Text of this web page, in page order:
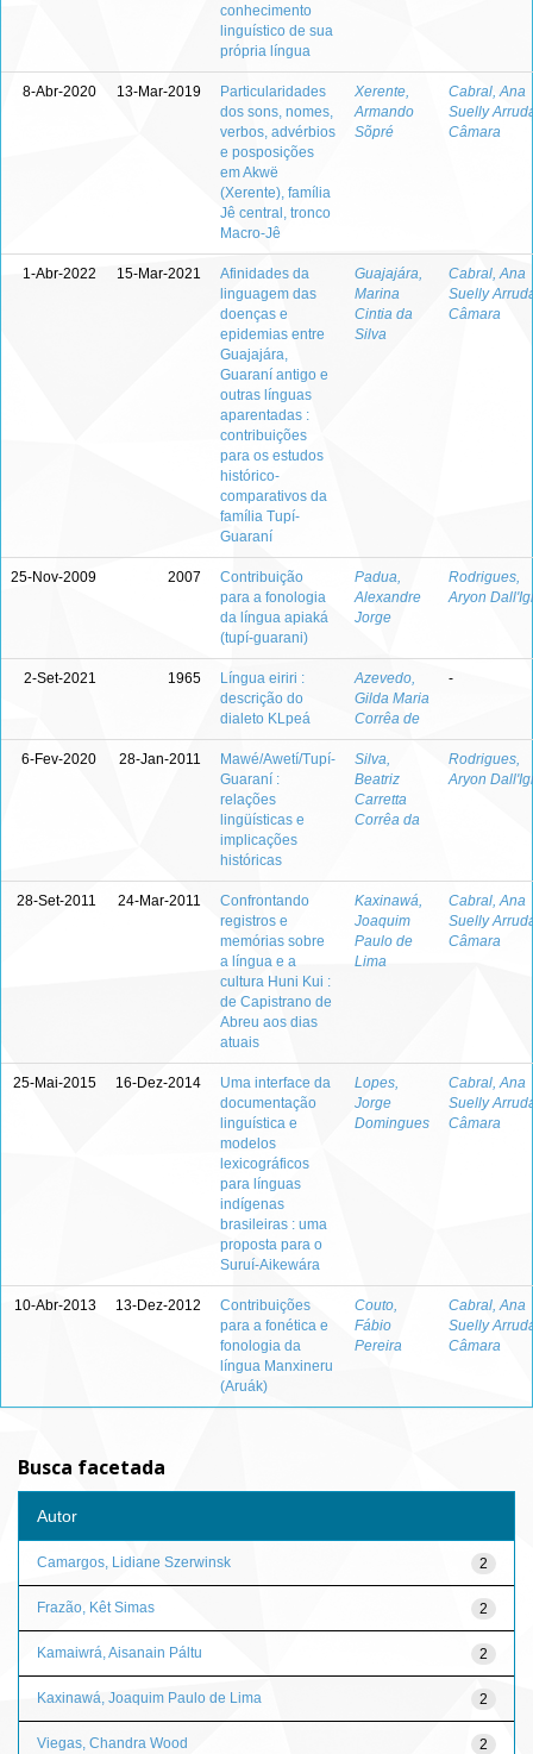
conhecimento
linguístico de sua
própria língua
8-Abr-2020 13-Mar-2019
Particularidades
dos sons, nomes,
verbos, advérbios
e posposições
em Akwë
(Xerente), família
Jê central, tronco
Macro-Jê
Xerente,
Armando
Sõpré
Cabral, Ana
Suelly
Câmara
1-Abr-2022 15-Mar-2021
Afinidades da
linguagem das
doenças e
epidemias entre
Guajajára,
Guaraní antigo e
outras línguas
aparentadas :
contribuições
para os estudos
histórico-
comparativos da
família Tupí-
Guaraní
Guajajára,
Marina
Cintia da
Silva
Cabral, Ana
Suelly
Câmara
25-Nov-2009 2007
Contribuição
para a fonologia
da língua apiaká
(tupí-guarani)
Padua,
Alexandre
Jorge
Rodrigues,
Aryon
2-Set-2021 1965
Língua eiriri :
descrição do
dialeto KLpeá
Azevedo,
Gilda Maria
Corrêa de
-
6-Fev-2020 28-Jan-2011
Mawé/Awetí/Tupí-
Guaraní :
relações
lingüísticas e
implicações
históricas
Silva,
Beatriz
Carretta
Corrêa da
Rodrigues,
Aryon
28-Set-2011 24-Mar-2011
Confrontando
registros e
memórias sobre
a língua e a
cultura Huni Kui :
de Capistrano de
Abreu aos dias
atuais
Kaxinawá,
Joaquim
Paulo de
Lima
Cabral, Ana
Suelly
Câmara
25-Mai-2015 16-Dez-2014
Uma interface da
documentação
linguística e
modelos
lexicográficos
para línguas
indígenas
brasileiras : uma
proposta para o
Suruí-Aikewára
Lopes,
Jorge
Domingues
Cabral, Ana
Suelly
Câmara
10-Abr-2013 13-Dez-2012
Contribuições
para a fonética e
fonologia da
língua Manxineru
(Aruák)
Couto,
Fábio
Pereira
Cabral, Ana
Suelly
Câmara
Busca facetada
Autor
2
Camargos, Lidiane Szerwinsk
2
Frazão, Kêt Simas
2
Kamaiwrá, Aisanain Páltu
2
Kaxinawá, Joaquim Paulo de Lima
2
Viegas, Chandra Wood